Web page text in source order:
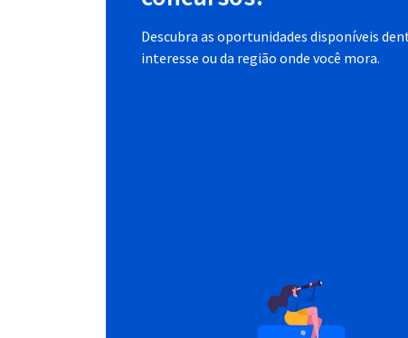
Descubra as oportunidades disponíveis
interesse ou da região onde você mora.